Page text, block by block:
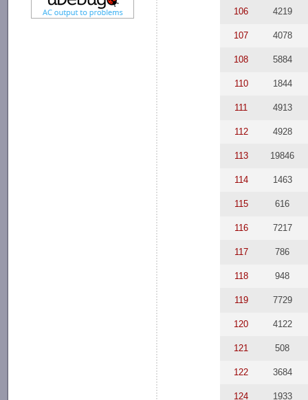
106 4219
107 4078
108 5884
110 1844
111 4913
112 4928
113 19846
114 1463
115 616
116 7217
117 786
118 948
119 7729
120 4122
121 508
122 3684
124 1933